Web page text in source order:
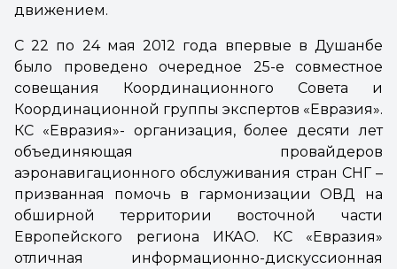
движением.
С 22 по 24 мая 2012 года впервые в Душанбе
было проведено очередное 25-е совместное
совещания Координационного Совета и
Координационной группы экспертов «Евразия».
КС «Евразия»- организация, более десяти лет
объединяющая провайдеров
аэронавигационного обслуживания стран СНГ –
призванная помочь в гармонизации ОВД на
обширной территории восточной части
Европейского региона ИКАО. КС «Евразия»
отличная информационно-дискуссионная